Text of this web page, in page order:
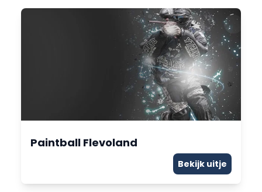
Paintball Flevoland
Bekijk uitje